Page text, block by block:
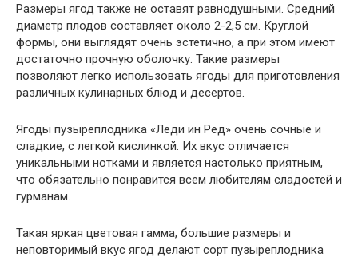
Размеры ягод также не оставят равнодушными. Средний
диаметр плодов составляет около 2-2,5 см. Круглой
формы, они выглядят очень эстетично, а при этом имеют
достаточно прочную оболочку. Такие размеры
позволяют легко использовать ягоды для приготовления
различных кулинарных блюд и десертов.
Ягоды пузыреплодника «Леди ин Ред» очень сочные и
сладкие, с легкой кислинкой. Их вкус отличается
уникальными нотками и является настолько приятным,
что обязательно понравится всем любителям сладостей и
гурманам.
Такая яркая цветовая гамма, большие размеры и
неповторимый вкус ягод делают сорт пузыреплодника